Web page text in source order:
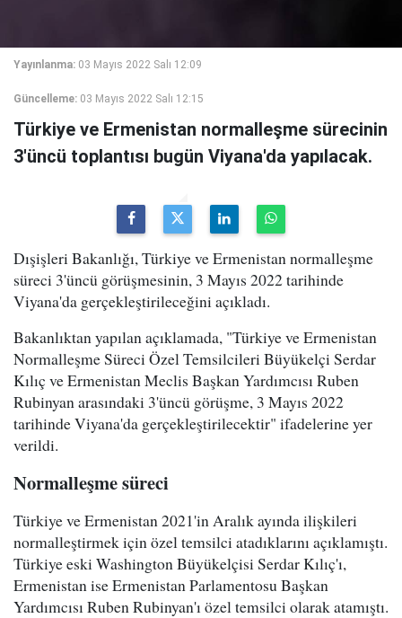
Yayınlanma: 03 Mayıs 2022 Salı 12:09
Güncelleme: 03 Mayıs 2022 Salı 12:15
Türkiye ve Ermenistan normalleşme sürecinin
3'üncü toplantısı bugün Viyana'da yapılacak.
Dışişleri Bakanlığı, Türkiye ve Ermenistan normalleşme
süreci 3'üncü görüşmesinin, 3 Mayıs 2022 tarihinde
Viyana'da gerçekleştirileceğini açıkladı.
Bakanlıktan yapılan açıklamada, "Türkiye ve Ermenistan
Normalleşme Süreci Özel Temsilcileri Büyükelçi Serdar
Kılıç ve Ermenistan Meclis Başkan Yardımcısı Ruben
Rubinyan arasındaki 3'üncü görüşme, 3 Mayıs 2022
tarihinde Viyana'da gerçekleştirilecektir" ifadelerine yer
verildi.
Normalleşme süreci
Türkiye ve Ermenistan 2021'in Aralık ayında ilişkileri
normalleştirmek için özel temsilci atadıklarını açıklamıştı.
Türkiye eski Washington Büyükelçisi Serdar Kılıç'ı,
Ermenistan ise Ermenistan Parlamentosu Başkan
Yardımcısı Ruben Rubinyan'ı özel temsilci olarak atamıştı.